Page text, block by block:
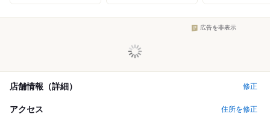
広告を非表示
店舗情報（詳細） 修正
アクセス 住所を修正